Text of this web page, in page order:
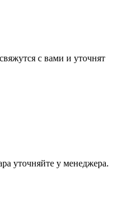
с вами и уточнят
уточняйте у менеджера.